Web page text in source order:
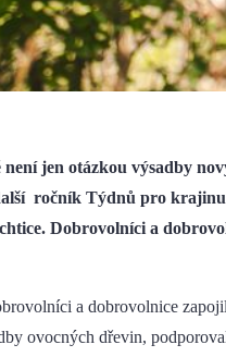
jen otázkou výsadby
ročník Týdnů pro
Dobrovolníci a
a dobrovolnice
ovocných dřevin,